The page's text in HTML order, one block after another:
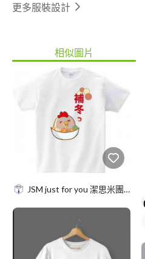
更多服裝設計
相似圖片
JSM just for you 潔思米團服